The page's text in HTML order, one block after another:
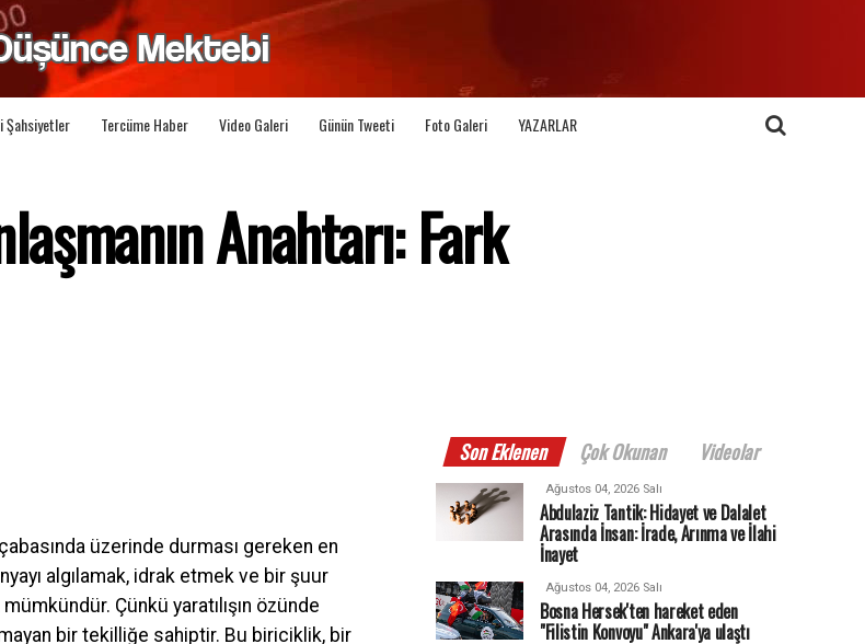
Şahsiyetler Tercüme Haber Video Galeri Günün Tweeti Foto Galeri YAZARLAR
Anahtarı: Fark
üzerinde durması gereken en
algılamak, idrak etmek ve bir şuur
Çünkü yaratılışın özünde
bir tekilliğe sahiptir. Bu biriciklik, bir
Son Eklenen Çok Okunan Videolar
Ağustos 04, 2026 Salı
Abdulaziz Tantik: Hidayet ve Dalalet
Arasında İnsan: İrade, Arınma ve İlahi
İnayet
Ağustos 04, 2026 Salı
Bosna Hersek'ten hareket eden
"Filistin Konvoyu" Ankara'ya ulaştı